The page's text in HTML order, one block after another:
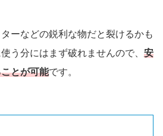
ーなどの鋭利な物だと裂けるかも
う分にはまず破れませんので、 安
とが可能です。